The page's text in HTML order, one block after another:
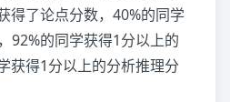
得了论点分数，40%的同学
92%的同学获得1分以上的
获得1分以上的分析推理分